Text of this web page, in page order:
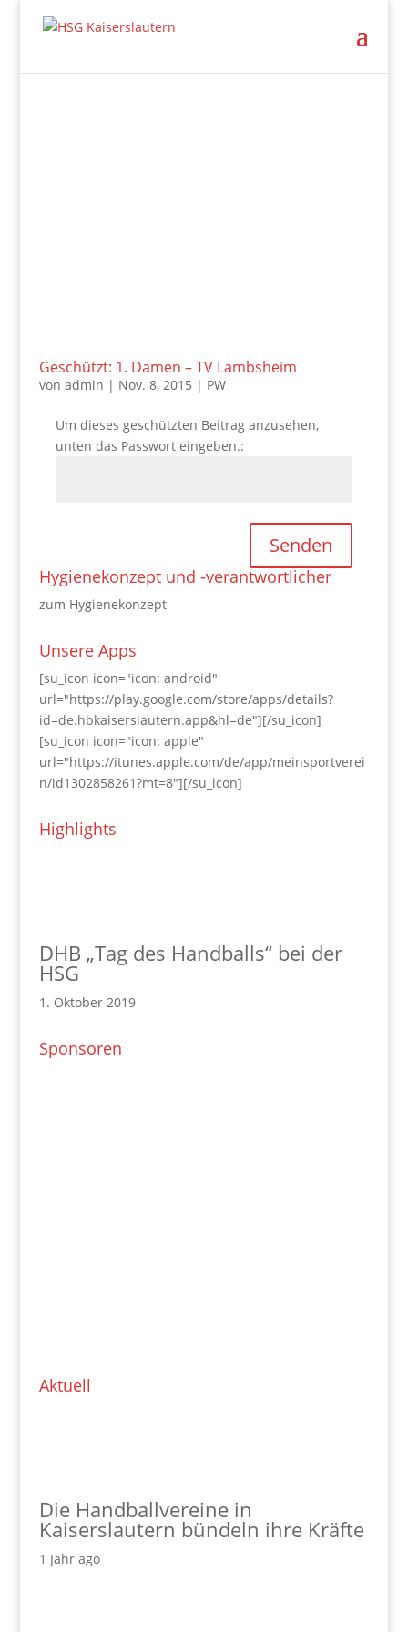
Geschützt: 1. Damen – TV Lambsheim
von admin | Nov. 8, 2015 | PW
Um dieses geschützten Beitrag anzusehen,
unten das Passwort eingeben.:
Senden
Hygienekonzept und -verantwortlicher
zum Hygienekonzept
Unsere Apps
[su_icon icon="icon: android"
url="https://play.google.com/store/apps/details?
id=de.hbkaiserslautern.app&hl=de"][/su_icon]
[su_icon icon="icon: apple"
url="https://itunes.apple.com/de/app/meinsportverei
n/id1302858261?mt=8"][/su_icon]
Highlights
DHB „Tag des Handballs“ bei der
HSG
1. Oktober 2019
Sponsoren
Aktuell
Die Handballvereine in
Kaiserslautern bündeln ihre Kräfte
1 Jahr ago